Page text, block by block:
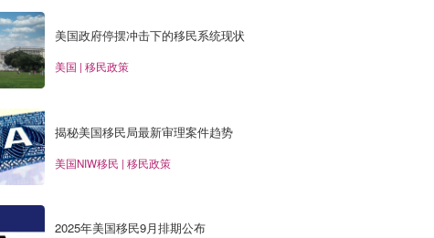
美国政府停摆冲击下的移民系统现状
美国 | 移民政策
揭秘美国移民局最新审理案件趋势
美国NIW移民 | 移民政策
2025年美国移民9月排期公布